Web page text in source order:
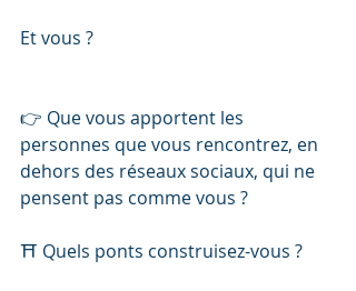
Et vous ?
👉 Que vous apportent les
personnes que vous rencontrez, en
dehors des réseaux sociaux, qui ne
pensent pas comme vous ?
⛩️ Quels ponts construisez-vous ?